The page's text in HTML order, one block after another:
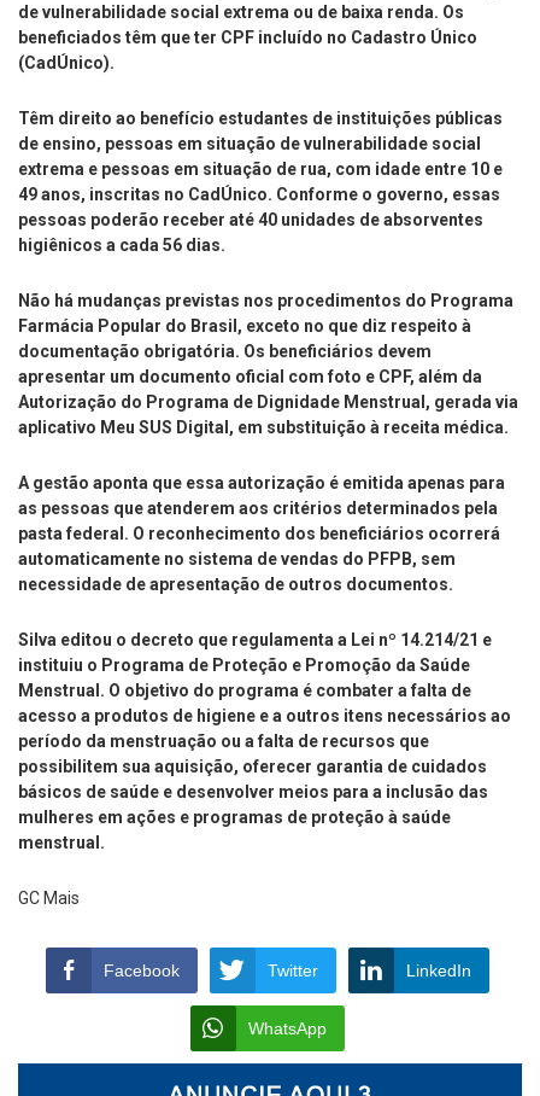
de vulnerabilidade social extrema ou de baixa renda. Os
beneficiados têm que ter CPF incluído no Cadastro Único
(CadÚnico).
Têm direito ao benefício estudantes de instituições públicas
de ensino, pessoas em situação de vulnerabilidade social
extrema e pessoas em situação de rua, com idade entre 10 e
49 anos, inscritas no CadÚnico. Conforme o governo, essas
pessoas poderão receber até 40 unidades de absorventes
higiênicos a cada 56 dias.
Não há mudanças previstas nos procedimentos do Programa
Farmácia Popular do Brasil, exceto no que diz respeito à
documentação obrigatória. Os beneficiários devem
apresentar um documento oficial com foto e CPF, além da
Autorização do Programa de Dignidade Menstrual, gerada via
aplicativo Meu SUS Digital, em substituição à receita médica.
A gestão aponta que essa autorização é emitida apenas para
as pessoas que atenderem aos critérios determinados pela
pasta federal. O reconhecimento dos beneficiários ocorrerá
automaticamente no sistema de vendas do PFPB, sem
necessidade de apresentação de outros documentos.
Silva editou o decreto que regulamenta a Lei nº 14.214/21 e
instituiu o Programa de Proteção e Promoção da Saúde
Menstrual. O objetivo do programa é combater a falta de
acesso a produtos de higiene e a outros itens necessários ao
período da menstruação ou a falta de recursos que
possibilitem sua aquisição, oferecer garantia de cuidados
básicos de saúde e desenvolver meios para a inclusão das
mulheres em ações e programas de proteção à saúde
menstrual.
GC Mais
Facebook Twitter LinkedIn
WhatsApp